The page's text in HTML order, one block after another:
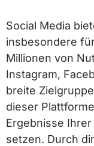
Social Media
insbesondere
Millionen von
Instagram,
breite
dieser
Ergebnisse
setzen. Durch